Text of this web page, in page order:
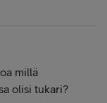
millä
olisi tukari?